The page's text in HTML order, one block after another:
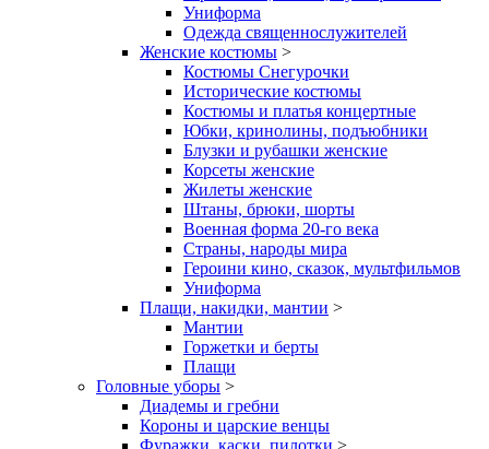
Униформа
Одежда священнослужителей
Женские костюмы >
Костюмы Снегурочки
Исторические костюмы
Костюмы и платья концертные
Юбки, кринолины, подъюбники
Блузки и рубашки женские
Корсеты женские
Жилеты женские
Штаны, брюки, шорты
Военная форма 20-го века
Страны, народы мира
Героини кино, сказок, мультфильмов
Униформа
Плащи, накидки, мантии >
Мантии
Горжетки и берты
Плащи
Головные уборы >
Диадемы и гребни
Короны и царские венцы
Фуражки, каски, пилотки >